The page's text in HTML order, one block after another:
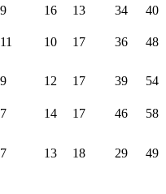
9 16 13 34 40
11 10 17 36 48
9 12 17 39 54
7 14 17 46 58
7 13 18 29 49